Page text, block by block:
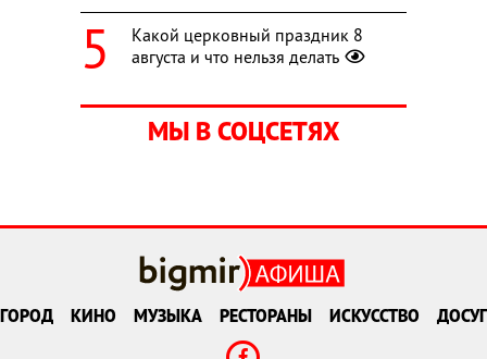
Какой церковный праздник 8
августа и что нельзя делать
МЫ В СОЦСЕТЯХ
ГОРОД КИНО МУЗЫКА РЕСТОРАНЫ ИСКУССТВО ДОСУГ